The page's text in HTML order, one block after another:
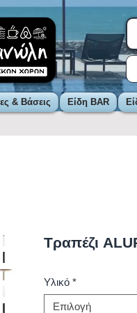
& Βάσεις Είδη BAR
Τραπέζι
Υλικό *
Επιλογή